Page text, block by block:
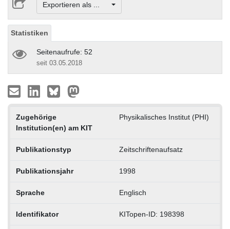
Exportieren als ...
Statistiken
Seitenaufrufe: 52
seit 03.05.2018
Zugehörige
Institution(en) am KIT
Physikalisches Institut (PHI)
Publikationstyp Zeitschriftenaufsatz
Publikationsjahr 1998
Sprache Englisch
Identifikator KITopen-ID: 198398